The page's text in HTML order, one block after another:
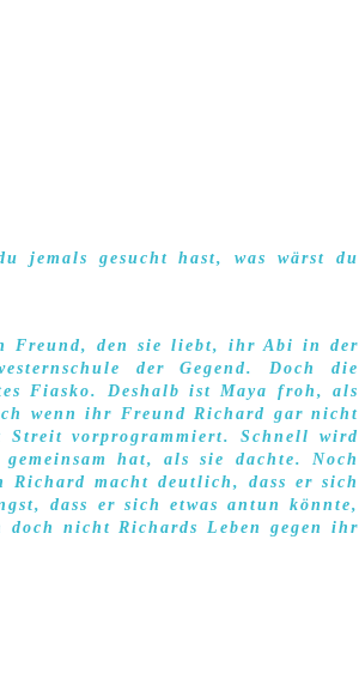
jemals gesucht hast, was wärst du
Freund, den sie liebt, ihr Abi in der
der Gegend. Doch die
Fiasko. Deshalb ist Maya froh, als
wenn ihr Freund Richard gar nicht
vorprogrammiert. Schnell wird
hat, als sie dachte. Noch
macht deutlich, dass er sich
dass er sich etwas antun könnte,
nicht Richards Leben gegen ihr